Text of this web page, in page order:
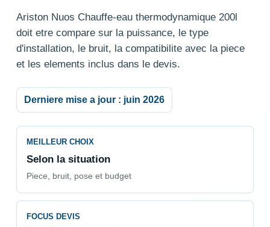
Ariston Nuos Chauffe-eau thermodynamique 200l
doit etre compare sur la puissance, le type
d'installation, le bruit, la compatibilite avec la piece
et les elements inclus dans le devis.
Derniere mise a jour : juin 2026
MEILLEUR CHOIX
Selon la situation
Piece, bruit, pose et budget
FOCUS DEVIS